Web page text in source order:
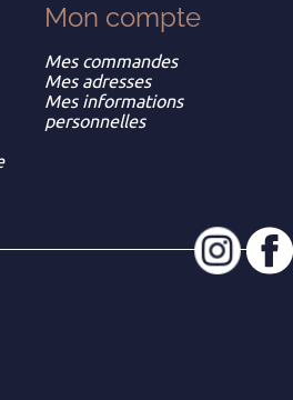
Mon compte
Mes commandes
Mes adresses
Mes informations
personnelles